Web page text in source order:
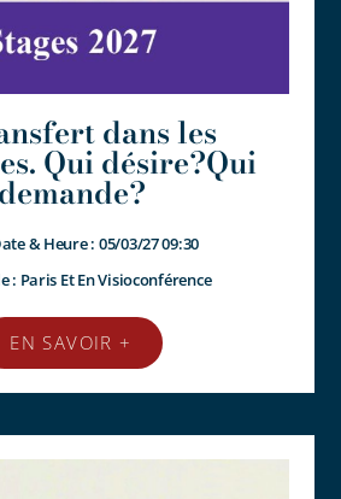
dans les
Qui désire?Qui
demande?
& Heure : 05/03/27 09:30
: Paris Et En Visioconférence
EN SAVOIR +